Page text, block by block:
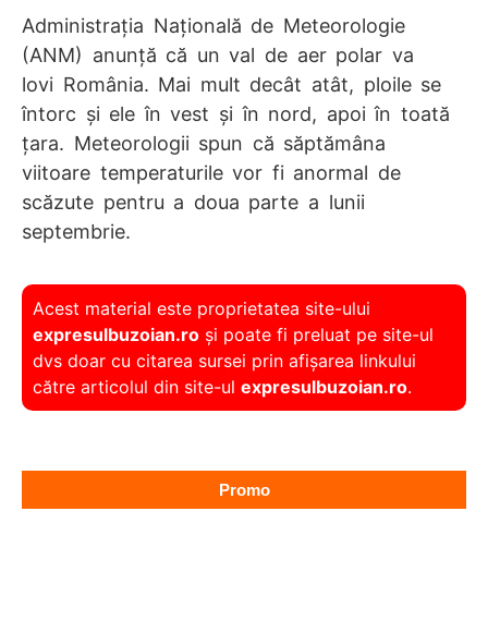
Administrația Națională de Meteorologie
(ANM) anunță că un val de aer polar va
lovi România. Mai mult decât atât, ploile se
întorc și ele în vest și în nord, apoi în toată
țara. Meteorologii spun că săptămâna
viitoare temperaturile vor fi anormal de
scăzute pentru a doua parte a lunii
septembrie.
Acest material este proprietatea site-ului
expresulbuzoian.ro și poate fi preluat pe site-ul
dvs doar cu citarea sursei prin afișarea linkului
către articolul din site-ul expresulbuzoian.ro.
Promo